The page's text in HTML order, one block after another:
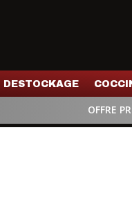
DESTOCKAGE
OFFRE